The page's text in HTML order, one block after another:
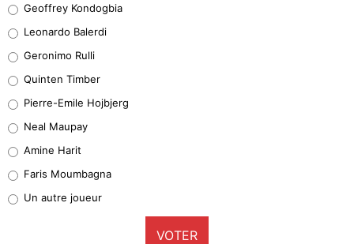
38%
32%
5%
1%
9%
Geoffrey Kondogbia
Leonardo Balerdi
Geronimo Rulli
Quinten Timber
Pierre-Emile Hojbjerg
Neal Maupay
Amine Harit
Faris Moumbagna
Un autre joueur
VOTER